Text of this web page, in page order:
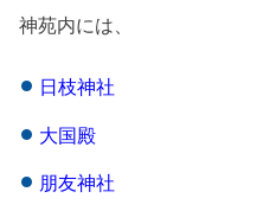
神苑内には、
日枝神社
大国殿
朋友神社